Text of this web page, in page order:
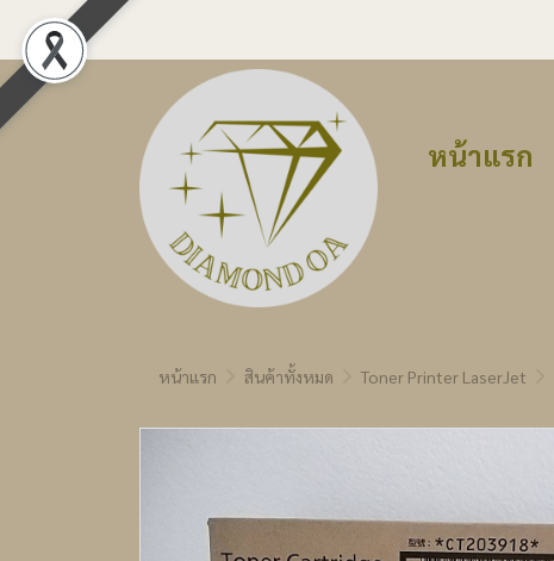
หน้าแรก
หน้าแรก สินค้าทั้งหมด Toner Printer LaserJet